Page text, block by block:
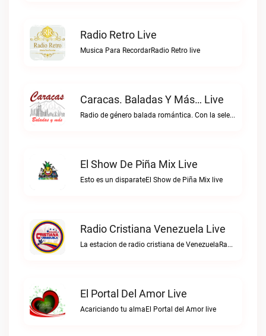
Radio Retro Live
Musica Para RecordarRadio Retro live
Caracas. Baladas Y Más… Live
Radio de género balada romántica. Con la selección musical que nos gusta...Caracas. Baladas y más… live
El Show De Piña Mix Live
Esto es un disparateEl Show de Piña Mix live
Radio Cristiana Venezuela Live
La estacion de radio cristiana de VenezuelaRadio Cristiana Venezuela live
El Portal Del Amor Live
Acariciando tu almaEl Portal del Amor live